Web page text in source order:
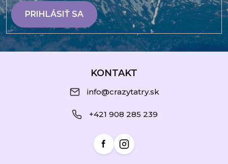
PRIHLÁSIŤ SA
KONTAKT
info@crazytatry.sk
+421 908 285 239